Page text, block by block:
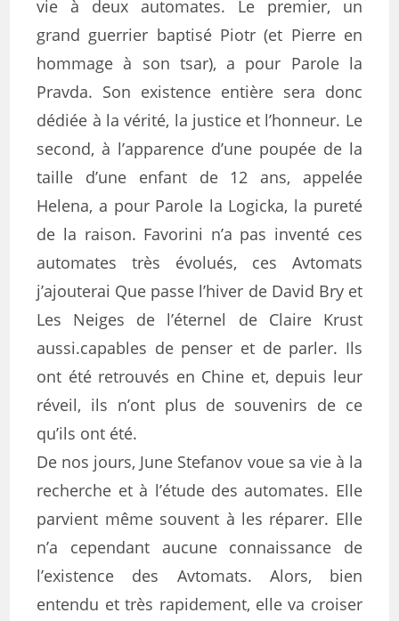
vie à deux automates. Le premier, un
grand guerrier baptisé Piotr (et Pierre en
hommage à son tsar), a pour Parole la
Pravda. Son existence entière sera donc
dédiée à lavérité, la justice et l’honneur. Le
second, à l’apparence d’une poupée de la
taille d’une enfant de 12 ans, appelée
Helena, a pour Parole la Logicka, la pureté
de la raison. Favorini n’a pas inventé ces
automates très évolués, ces Avtomats
j’ajouterai Que passe l’hiver de David Bry et
Les Neiges de l’éternel de Claire Krust
aussi.capables de penser et de parler. Ils
ont été retrouvés en Chine et, depuis leur
réveil, ils n’ont plus de souvenirs de ce
qu’ils ont été.
De nos jours, June Stefanov voue sa vie à la
recherche et à l’étude des automates. Elle
parvient même souvent à les réparer. Elle
n’a cependant aucune connaissance de
l’existence des Avtomats. Alors, bien
entendu et très rapidement, elle va croiser